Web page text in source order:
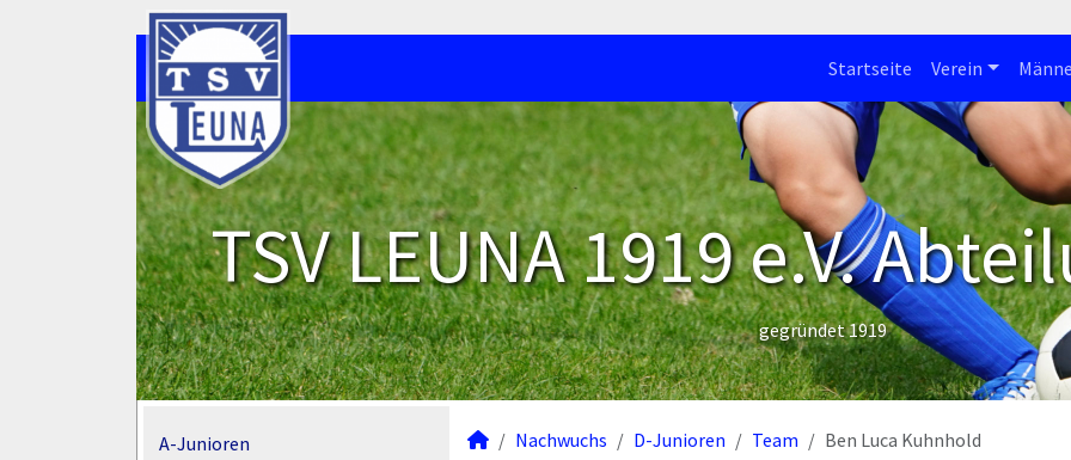
Startseite Verein
TSV LEUNA 1919 e.V.
gegründet 1919
A-Junioren
Nachwuchs D-Junioren Team Ben Luca Kuhnhold